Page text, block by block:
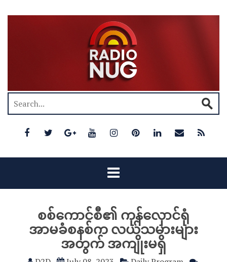
စစ်ကောင်စီ၏ ကုန်လှောင်ရုံ
အာမခံစနစ်က လယ်သမားများ
အတွက် အကျိုးမရှိ